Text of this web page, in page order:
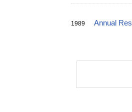
1989 Annual